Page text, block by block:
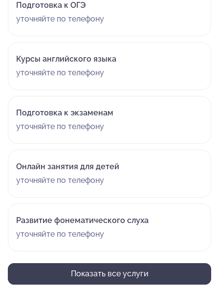
Подготовка к ОГЭ
уточняйте по телефону
Курсы английского языка
уточняйте по телефону
Подготовка к экзаменам
уточняйте по телефону
Онлайн занятия для детей
уточняйте по телефону
Развитие фонематического слуха
уточняйте по телефону
Показать все услуги